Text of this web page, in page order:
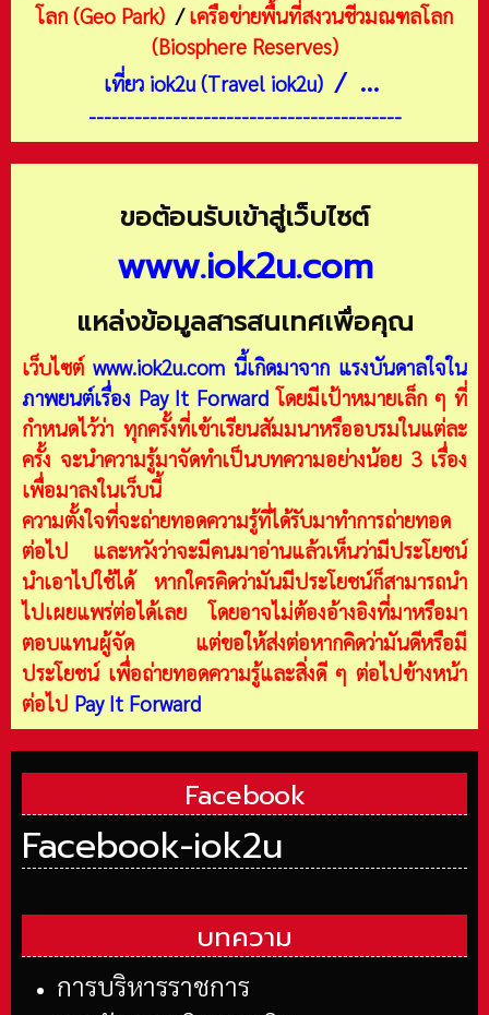
โลก (Geo Park) /เครือข่ายพื้นที่สงวนชีวมณฑลโลก
(Biosphere Reserves)
เที่ยว iok2u (Travel iok2u) / ...
-----------------------------------------
ขอต้อนรับเข้าสู่เว็บไซต์
www.iok2u.com
แหล่งข้อมูลสารสนเทศเพื่อคุณ
เว็บไซต์ www.iok2u.com นี้เกิดมาจาก แรงบันดาลใจใน
ภาพยนต์เรื่อง Pay It Forward โดยมีเป้าหมายเล็ก ๆ ที่
กำหนดไว้ว่า ทุกครั้งที่เข้าเรียนสัมมนาหรืออบรมในแต่ละ
ครั้ง จะนำความรู้มาจัดทำเป็นบทความอย่างน้อย 3 เรื่อง
เพื่อมาลงในเว็บนี้
ความตั้งใจที่จะถ่ายทอดความรู้ที่ได้รับมาทำการถ่ายทอด
ต่อไป และหวังว่าจะมีคนมาอ่านแล้วเห็นว่ามีประโยชน์
นำเอาไปใช้ได้ หากใครคิดว่ามันมีประโยชน์ก็สามารถนำ
ไปเผยแพร่ต่อได้เลย โดยอาจไม่ต้องอ้างอิงที่มาหรือมา
ตอบแทนผู้จัด แต่ขอให้ส่งต่อหากคิดว่ามันดีหรือมี
ประโยชน์ เพื่อถ่ายทอดความรู้และสิ่งดี ๆ ต่อไปข้างหน้า
ต่อไป Pay It Forward
Facebook
Facebook-iok2u
บทความ
การบริหารราชการ